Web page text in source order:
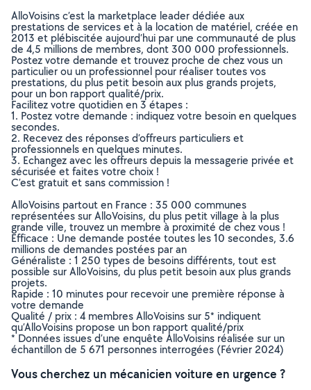
AlloVoisins c’est la marketplace leader dédiée aux
prestations de services et à la location de matériel, créée en
2013 et plébiscitée aujourd’hui par une communauté de plus
de 4,5 millions de membres, dont 300 000 professionnels.
Postez votre demande et trouvez proche de chez vous un
particulier ou un professionnel pour réaliser toutes vos
prestations, du plus petit besoin aux plus grands projets,
pour un bon rapport qualité/prix.
Facilitez votre quotidien en 3 étapes :
1. Postez votre demande : indiquez votre besoin en quelques
secondes.
2. Recevez des réponses d’offreurs particuliers et
professionnels en quelques minutes.
3. Echangez avec les offreurs depuis la messagerie privée et
sécurisée et faites votre choix !
C’est gratuit et sans commission !
AlloVoisins partout en France : 35 000 communes
représentées sur AlloVoisins, du plus petit village à la plus
grande ville, trouvez un membre à proximité de chez vous !
Efficace : Une demande postée toutes les 10 secondes, 3.6
millions de demandes postées par an
Généraliste : 1 250 types de besoins différents, tout est
possible sur AlloVoisins, du plus petit besoin aux plus grands
projets.
Rapide : 10 minutes pour recevoir une première réponse à
votre demande
Qualité / prix : 4 membres AlloVoisins sur 5* indiquent
qu’AlloVoisins propose un bon rapport qualité/prix
* Données issues d’une enquête AlloVoisins réalisée sur un
échantillon de 5 671 personnes interrogées (Février 2024)
Vous cherchez un mécanicien voiture en urgence ?